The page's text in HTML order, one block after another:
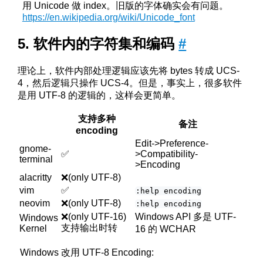
用 Unicode 做 index。旧版的字体确实会有问题。
https://en.wikipedia.org/wiki/Unicode_font
软件内的字符集和编码#
理论上，软件内部处理逻辑应该先将 bytes 转成 UCS-
4，然后逻辑只操作 UCS-4。但是，事实上，很多软件
是用 UTF-8 的逻辑的，这样会更简单。
支持多种
encoding
备注
gnome-
terminal
✅
Edit->Preference-
>Compatibility-
>Encoding
alacritty
❌(only UTF-8)
vim
✅ :help encoding
neovim ❌(only UTF-8) :help encoding
Windows
Kernel
❌(only UTF-16)
支持输出时转
Windows API 多是 UTF-
16 的 WCHAR
Windows 改用 UTF-8 Encoding: